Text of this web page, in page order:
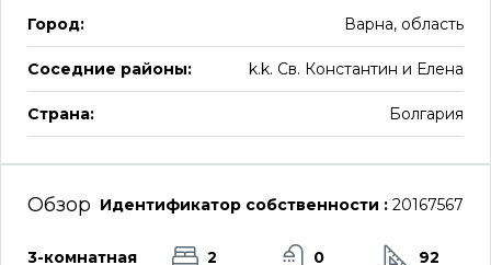
Город: Варна, область
Соседние районы: k.k. Св. Константин и Елена
Страна: Болгария
Обзор Идентификатор собственности : 20167567
3-комнатная
2
0
92